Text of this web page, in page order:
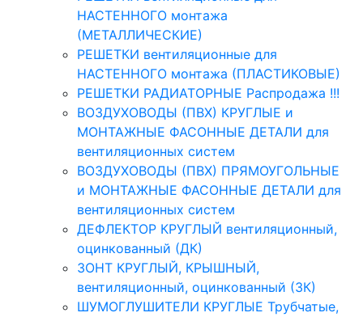
НАСТЕННОГО монтажа
(МЕТАЛЛИЧЕСКИЕ)
РЕШЕТКИ вентиляционные для
НАСТЕННОГО монтажа (ПЛАСТИКОВЫЕ)
РЕШЕТКИ РАДИАТОРНЫЕ Распродажа !!!
ВОЗДУХОВОДЫ (ПВХ) КРУГЛЫЕ и
МОНТАЖНЫЕ ФАСОННЫЕ ДЕТАЛИ для
вентиляционных систем
ВОЗДУХОВОДЫ (ПВХ) ПРЯМОУГОЛЬНЫЕ
и МОНТАЖНЫЕ ФАСОННЫЕ ДЕТАЛИ для
вентиляционных систем
ДЕФЛЕКТОР КРУГЛЫЙ вентиляционный,
оцинкованный (ДК)
ЗОНТ КРУГЛЫЙ, КРЫШНЫЙ,
вентиляционный, оцинкованный (ЗК)
ШУМОГЛУШИТЕЛИ КРУГЛЫЕ Трубчатые,